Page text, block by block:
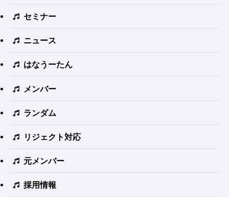
セミナー
ニュース
はなうーたん
メンバー
ランダム
リジェクト対応
元メンバー
採用情報